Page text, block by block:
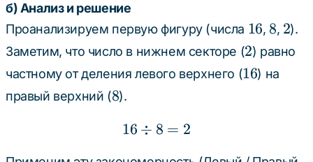
б) Анализ и решение
Проанализируем первую фигуру (числа 16
16, 8
8, 2
2).
Заметим, что число в нижнем секторе (2
2) равно
частному от деления левого верхнего (16
16) на
правый верхний (8
8).
16 \div 8 = 2
16 ÷ 8 = 2